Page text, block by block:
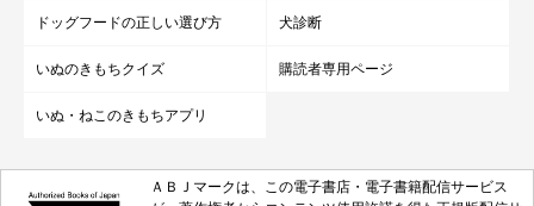
ドッグフードの正しい選び方 犬診断
いぬのきもちクイズ 購読者専用ページ
いぬ・ねこのきもちアプリ
ＡＢＪマークは、この電子書店・電子書籍配信サービス